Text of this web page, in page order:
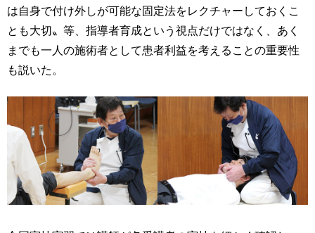
は自身で付け外しが可能な固定法をレクチャーしておくこ
とも大切〟等、指導者育成という視点だけではなく、あく
までも一人の施術者として患者利益を考えることの重要性
も説いた。